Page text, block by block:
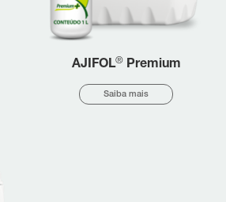
AJIFOL®Premium
Saiba mais